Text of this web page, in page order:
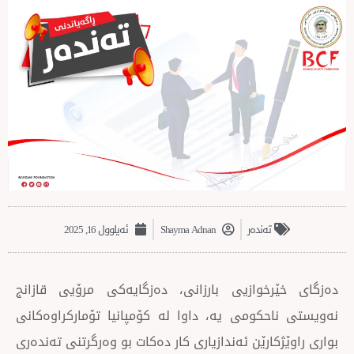
Shayma Adnan ئەیلوول 16, 2025
بارزانی، دەزگایەکی مرۆیی قازانج
یە، داوا لە کۆمپانیا تۆمارکراوەکانی
ئەندازیاری کار دەکات بو وەرگرتنی تەندەری